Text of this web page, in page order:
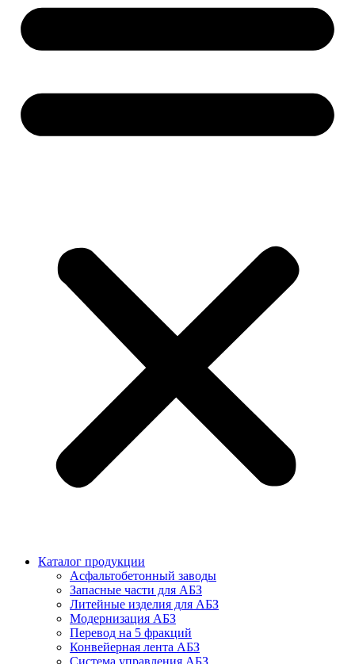
Каталог продукции
Асфальтобетонный заводы
Запасные части для АБЗ
Литейные изделия для АБЗ
Модернизация АБЗ
Перевод на 5 фракций
Конвейерная лента АБЗ
Система управления АБЗ